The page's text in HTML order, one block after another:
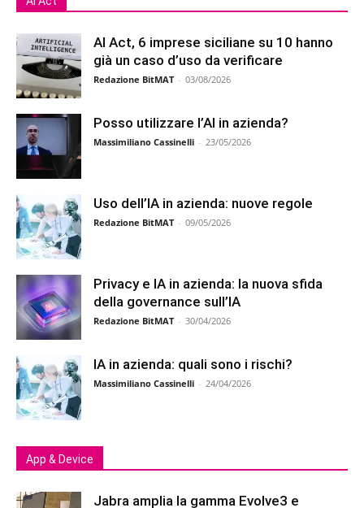
AI Act, 6 imprese siciliane su 10 hanno
già un caso d’uso da verificare
Redazione BitMAT - 03/08/2026
Posso utilizzare l’AI in azienda?
Massimiliano Cassinelli - 23/05/2026
Uso dell’IA in azienda: nuove regole
Redazione BitMAT - 09/05/2026
Privacy e IA in azienda: la nuova sfida
della governance sull’IA
Redazione BitMAT - 30/04/2026
IA in azienda: quali sono i rischi?
Massimiliano Cassinelli - 24/04/2026
App & Device
Jabra amplia la gamma Evolve3 e